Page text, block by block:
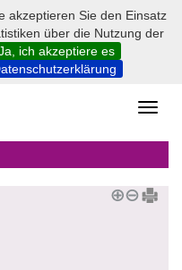
akzeptieren Sie den Einsatz
über die Nutzung der
ich akzeptiere es